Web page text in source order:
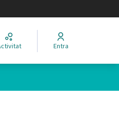
Activitat Entra